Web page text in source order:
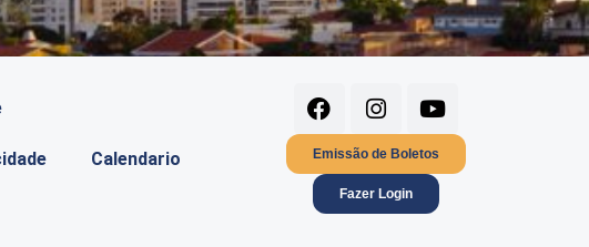
Calendario Emissão de Boletos
Fazer Login